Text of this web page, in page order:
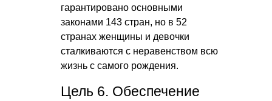
гарантировано основными
законами 143 стран, но в 52
странах женщины и девочки
сталкиваются с неравенством всю
жизнь с самого рождения.
Цель 6. Обеспечение